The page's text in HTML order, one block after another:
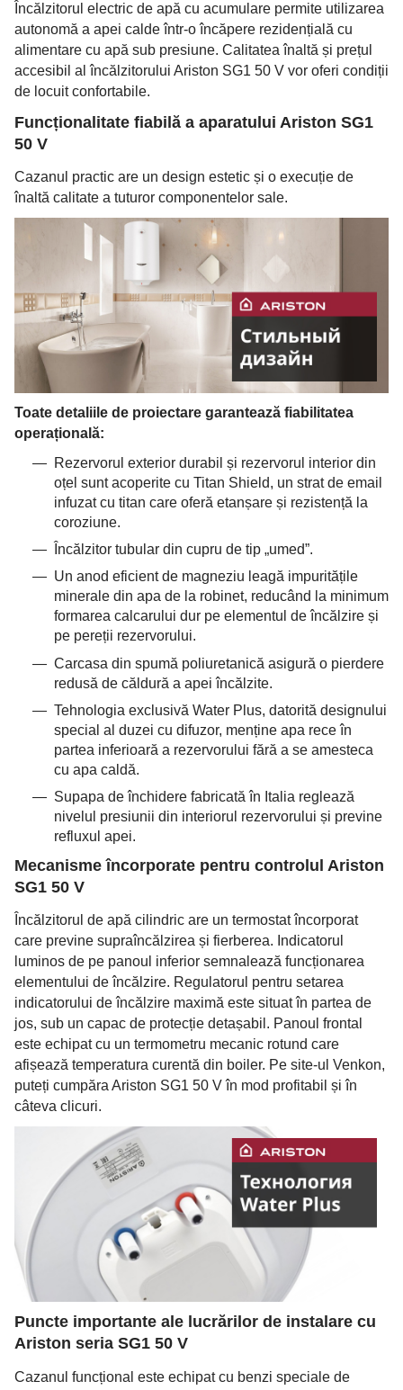
Încălzitorul electric de apă cu acumulare permite utilizarea
autonomă a apei calde într-o încăpere rezidențială cu
alimentare cu apă sub presiune. Calitatea înaltă și prețul
accesibil al încălzitorului Ariston SG1 50 V vor oferi condiții
de locuit confortabile.
Funcționalitate fiabilă a aparatului Ariston SG1
50 V
Cazanul practic are un design estetic și o execuție de
înaltă calitate a tuturor componentelor sale.
Toate detaliile de proiectare garantează fiabilitatea
operațională:
Rezervorul exterior durabil și rezervorul interior din
oțel sunt acoperite cu Titan Shield, un strat de email
infuzat cu titan care oferă etanșare și rezistență la
coroziune.
Încălzitor tubular din cupru de tip „umed”.
Un anod eficient de magneziu leagă impuritățile
minerale din apa de la robinet, reducând la minimum
formarea calcarului dur pe elementul de încălzire și
pe pereții rezervorului.
Carcasa din spumă poliuretanică asigură o pierdere
redusă de căldură a apei încălzite.
Tehnologia exclusivă Water Plus, datorită designului
special al duzei cu difuzor, menține apa rece în
partea inferioară a rezervorului fără a se amesteca
cu apa caldă.
Supapa de închidere fabricată în Italia reglează
nivelul presiunii din interiorul rezervorului și previne
refluxul apei.
Mecanisme încorporate pentru controlul Ariston
SG1 50 V
Încălzitorul de apă cilindric are un termostat încorporat
care previne supraîncălzirea și fierberea. Indicatorul
luminos de pe panoul inferior semnalează funcționarea
elementului de încălzire. Regulatorul pentru setarea
indicatorului de încălzire maximă este situat în partea de
jos, sub un capac de protecție detașabil. Panoul frontal
este echipat cu un termometru mecanic rotund care
afișează temperatura curentă din boiler. Pe site-ul Venkon,
puteți cumpăra Ariston SG1 50 V în mod profitabil și în
câteva clicuri.
Puncte importante ale lucrărilor de instalare cu
Ariston seria SG1 50 V
Cazanul funcțional este echipat cu benzi speciale de